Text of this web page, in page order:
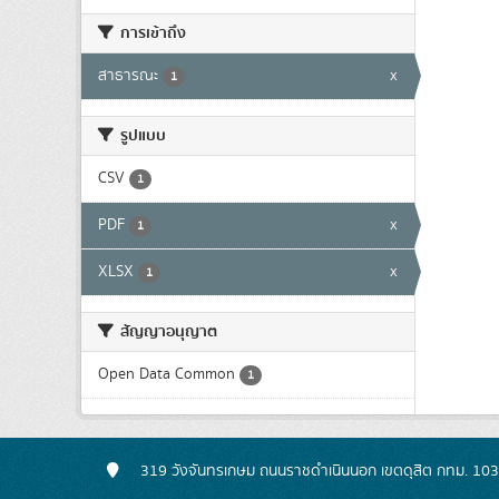
การเข้าถึง
สาธารณะ 1 x
รูปแบบ
CSV 1
PDF 1 x
XLSX 1 x
สัญญาอนุญาต
Open Data Common 1
319 วังจันทรเกษม ถนนราชดำเนินนอก เขตดุสิต กทม.